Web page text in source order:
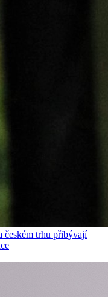
českém trhu přibývají